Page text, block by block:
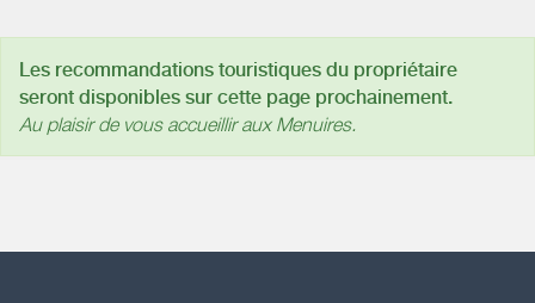
Les recommandations touristiques du propriétaire
seront disponibles sur cette page prochainement.
Au plaisir de vous accueillir aux Menuires.